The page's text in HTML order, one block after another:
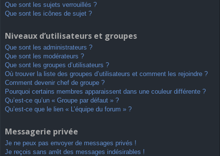
Que sont les sujets verrouillés ?
Que sont les icônes de sujet ?
Niveaux d’utilisateurs et groupes
Que sont les administrateurs ?
Que sont les modérateurs ?
Que sont les groupes d’utilisateurs ?
Où trouver la liste des groupes d’utilisateurs et comment les rejoindre ?
Comment devenir chef de groupe ?
Pourquoi certains membres apparaissent dans une couleur différente ?
Qu’est-ce qu’un « Groupe par défaut » ?
Qu’est-ce que le lien « L’équipe du forum » ?
Messagerie privée
Je ne peux pas envoyer de messages privés !
Je reçois sans arrêt des messages indésirables !